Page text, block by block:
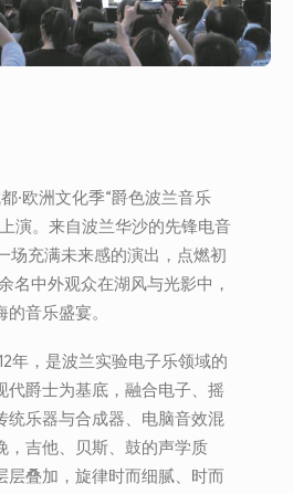
·欧洲文化季“爵色波兰音乐
演。来自波兰华沙的先锋电音
场充满未来感的演出，点燃初
名中外观众在湖风与光影中，
音乐盛宴。
年，是波兰实验电子乐领域的
代爵士为基底，融合电子、摇
统乐器与合成器、电脑音效混
，吉他、贝斯、鼓的声学质
层叠加，旋律时而细腻、时而